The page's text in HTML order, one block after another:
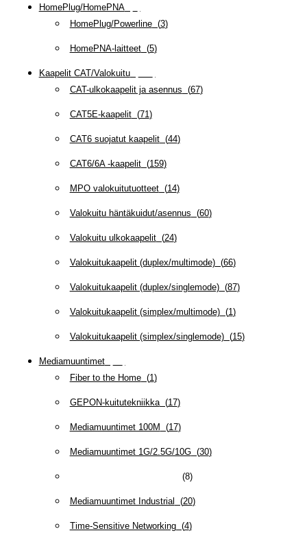
HomePlug/HomePNA(
HomePlug/Powerline(3)
HomePNA-laitteet(5)
Kaapelit CAT/Valokuitu(
CAT-ulkokaapelit ja asennus (67)
CAT5E-kaapelit(71 )
CAT6 suojatut kaapelit(44)
CAT6/6A -kaapelit(159)
MPO valokuitutuotteet(14)
Valokuitu häntäkuidut/asennus (60)
Valokuitu ulkokaapelit(24)
Valokuitukaapelit (duplex/multimode)(66)
Valokuitukaapelit (duplex/singlemode)(87)
Valokuitukaapelit (simplex/multimode)(1 )
Valokuitukaapelit (simplex/singlemode)(15)
Mediamuuntimet(
Fiber to the Home(1 )
GEPON-kuitutekniikka(17)
Mediamuuntimet 100M (17)
Mediamuuntimet 1G/2.5G/10G(30)
(8)
Mediamuuntimet Industrial (20)
Time-Sensitive Networking(4)